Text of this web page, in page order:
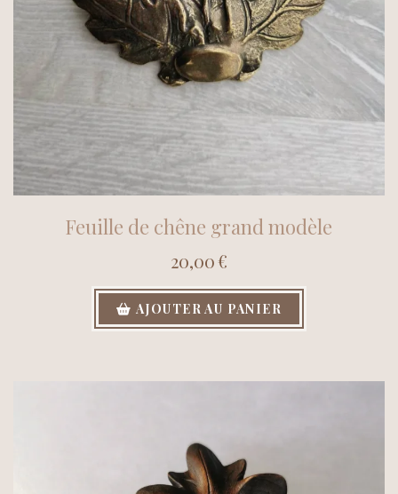
Feuille de chêne grand modèle
20,00€
AJOUTER AU PANIER